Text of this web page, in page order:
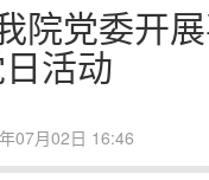
党委开
活动
07月02日 16:46